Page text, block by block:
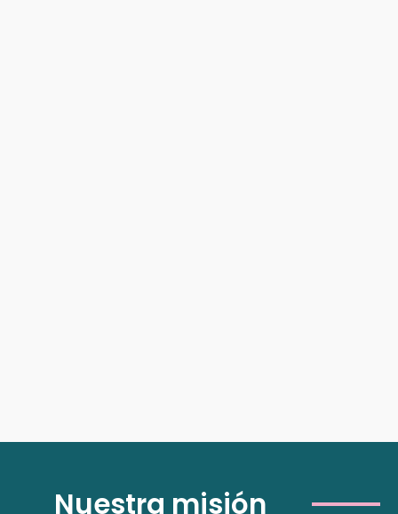
Nuestra misión